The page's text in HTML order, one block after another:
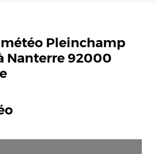
Pleinchamp
Nanterre 92000